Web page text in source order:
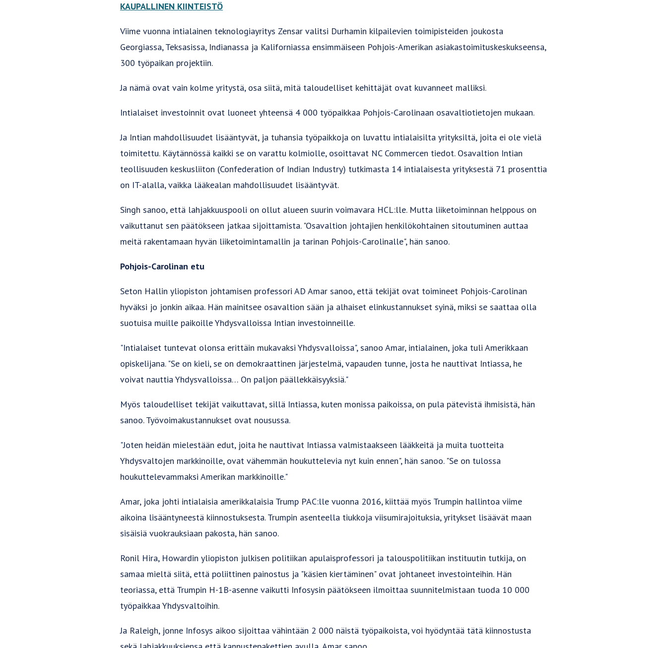
KAUPALLINEN KIINTEISTÖ
Viime vuonna intialainen teknologiayritys Zensar valitsi Durhamin kilpailevien toimipisteiden joukosta
Georgiassa, Teksasissa, Indianassa ja Kaliforniassa ensimmäiseen Pohjois-Amerikan asiakastoimituskeskukseensa,
300 työpaikan projektiin.
Ja nämä ovat vain kolme yritystä, osa siitä, mitä taloudelliset kehittäjät ovat kuvanneet malliksi.
Intialaiset investoinnit ovat luoneet yhteensä 4 000 työpaikkaa Pohjois-Carolinaan osavaltiotietojen mukaan.
Ja Intian mahdollisuudet lisääntyvät, ja tuhansia työpaikkoja on luvattu intialaisilta yrityksiltä, joita ei ole vielä
toimitettu. Käytännössä kaikki se on varattu kolmiolle, osoittavat NC Commercen tiedot. Osavaltion Intian
teollisuuden keskusliiton (Confederation of Indian Industry) tutkimasta 14 intialaisesta yrityksestä 71 prosenttia
on IT-alalla, vaikka lääkealan mahdollisuudet lisääntyvät.
Singh sanoo, että lahjakkuuspooli on ollut alueen suurin voimavara HCL:lle. Mutta liiketoiminnan helppous on
vaikuttanut sen päätökseen jatkaa sijoittamista. "Osavaltion johtajien henkilökohtainen sitoutuminen auttaa
meitä rakentamaan hyvän liiketoimintamallin ja tarinan Pohjois-Carolinalle", hän sanoo.
Pohjois-Carolinan etu
Seton Hallin yliopiston johtamisen professori AD Amar sanoo, että tekijät ovat toimineet Pohjois-Carolinan
hyväksi jo jonkin aikaa. Hän mainitsee osavaltion sään ja alhaiset elinkustannukset syinä, miksi se saattaa olla
suotuisa muille paikoille Yhdysvalloissa Intian investoinneille.
"Intialaiset tuntevat olonsa erittäin mukavaksi Yhdysvalloissa", sanoo Amar, intialainen, joka tuli Amerikkaan
opiskelijana. "Se on kieli, se on demokraattinen järjestelmä, vapauden tunne, josta he nauttivat Intiassa, he
voivat nauttia Yhdysvalloissa… On paljon päällekkäisyyksiä."
Myös taloudelliset tekijät vaikuttavat, sillä Intiassa, kuten monissa paikoissa, on pula pätevistä ihmisistä, hän
sanoo. Työvoimakustannukset ovat nousussa.
"Joten heidän mielestään edut, joita he nauttivat Intiassa valmistaakseen lääkkeitä ja muita tuotteita
Yhdysvaltojen markkinoille, ovat vähemmän houkuttelevia nyt kuin ennen", hän sanoo. "Se on tulossa
houkuttelevammaksi Amerikan markkinoille."
Amar, joka johti intialaisia amerikkalaisia Trump PAC:lle vuonna 2016, kiittää myös Trumpin hallintoa viime
aikoina lisääntyneestä kiinnostuksesta. Trumpin asenteella tiukkoja viisumirajoituksia, yritykset lisäävät maan
sisäisiä vuokrauksiaan pakosta, hän sanoo.
Ronil Hira, Howardin yliopiston julkisen politiikan apulaisprofessori ja talouspolitiikan instituutin tutkija, on
samaa mieltä siitä, että poliittinen painostus ja "käsien kiertäminen" ovat johtaneet investointeihin. Hän
teoriassa, että Trumpin H-1B-asenne vaikutti Infosysin päätökseen ilmoittaa suunnitelmistaan tuoda 10 000
työpaikkaa Yhdysvaltoihin.
Ja Raleigh, jonne Infosys aikoo sijoittaa vähintään 2 000 näistä työpaikoista, voi hyödyntää tätä kiinnostusta